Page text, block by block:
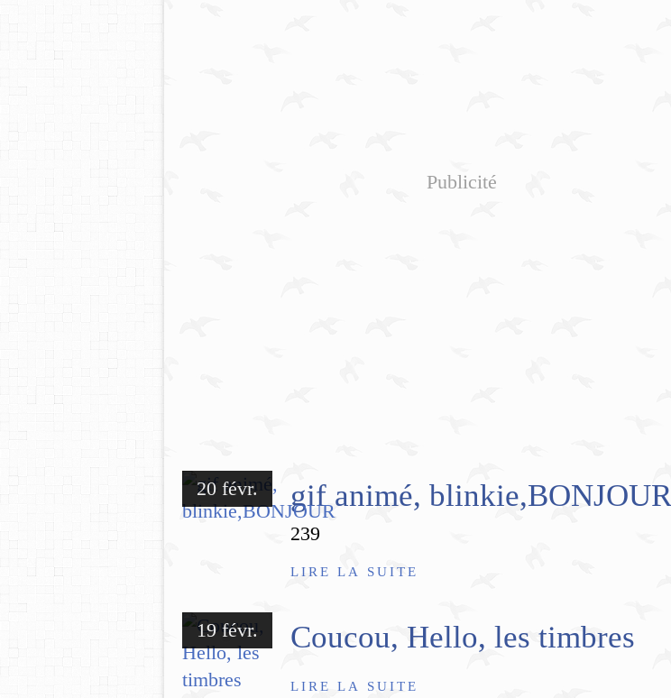
Publicité
20 févr. gif animé, blinkie,BONJOUR
239
LIRE LA SUITE
19 févr. Coucou, Hello, les timbres
LIRE LA SUITE